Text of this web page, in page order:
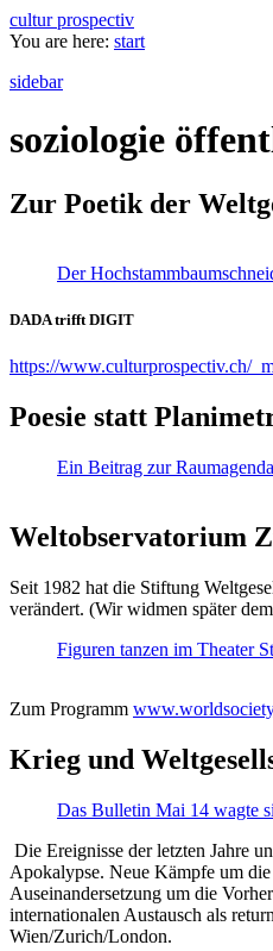
cultur prospectiv
You are here: start
sidebar
soziologie
Zur Poetik der
Der
DADA trifft DIGIT
https://www.culturprospectiv.ch/
Poesie statt
Ein Beitrag zur
Weltobservatorium
Seit 1982 hat die Stiftung
verändert. (Wir widmen später
Figuren tanzen im Theater
Zum Programm
Krieg und
Das Bulletin Mai 14 wagte
Die Ereignisse der letzten Jahre
Apokalypse. Neue Kämpfe um
Auseinandersetzung um die
internationalen Austausch als
Wien/Zurich/London.